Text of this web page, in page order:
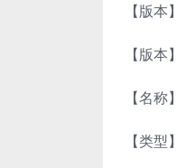
【版
【版
【名
【类